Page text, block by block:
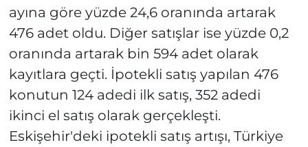
ayına göre yüzde 24,6 oranında artarak
476 adet oldu. Diğer satışlar ise yüzde 0,2
oranında artarak bin 594 adet olarak
kayıtlara geçti. İpotekli satış yapılan 476
konutun 124 adedi ilk satış, 352 adedi
ikinci el satış olarak gerçekleşti.
Eskişehir'deki ipotekli satış artışı, Türkiye